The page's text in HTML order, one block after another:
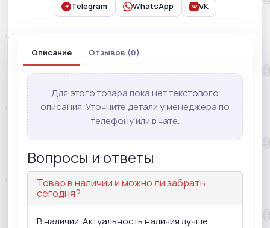
Telegram WhatsApp VK
Описание Отзывов (0)
Для этого товара пока нет текстового
описания. Уточните детали у менеджера по
телефону или в чате.
Вопросы и ответы
Товар в наличии и можно ли забрать
сегодня?
В наличии. Актуальность наличия лучше